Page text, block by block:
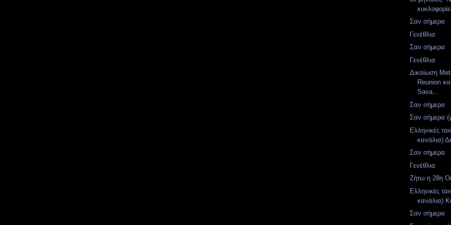
Σαν σήμερα
Γενέθλια
Σαν σήμερα
Γενέθλια
Δικαίωση
Reunion
Sava...
Σαν σήμερα
Σαν σήμερα
Ελληνικές
κανάλια)
Σαν σήμερα
Γενέθλια
Ζήτω η 28η
Ελληνικές
κανάλια)
Σαν σήμερα